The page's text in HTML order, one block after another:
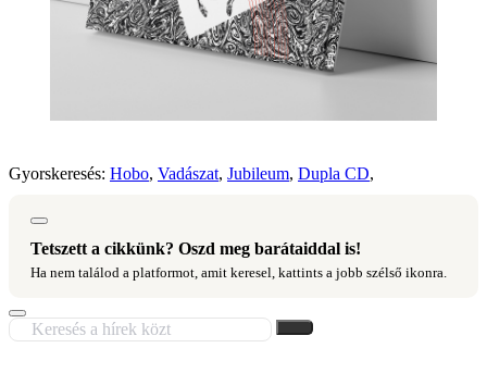
Gyorskeresés: Hobo, Vadászat, Jubileum, Dupla CD,
Tetszett a cikkünk? Oszd meg barátaiddal is!
Ha nem találod a platformot, amit keresel, kattints a jobb szélső ikonra.